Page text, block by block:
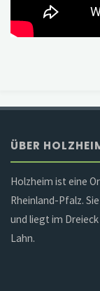
ÜBER
Holzheim ist eine
Rheinland-Pfalz.
und liegt im
Lahn.